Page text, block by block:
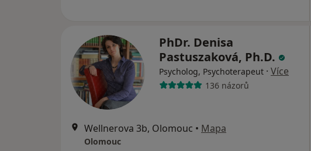
PhDr. Denisa
Pastuszaková, Ph.D.
Psycholog, Psychoterapeut · Více
136 názorů
Wellnerova 3b, Olomouc • Mapa
Olomouc